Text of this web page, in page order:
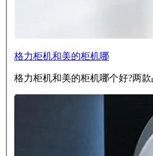
格力柜机和美的柜机哪
格力柜机和美的柜机哪个好?两